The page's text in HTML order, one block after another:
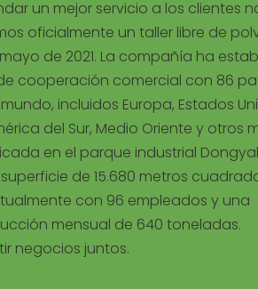
un mejor servicio a los clientes
oficialmente un taller libre de
de 2021. La compañía ha
cooperación comercial con 86
incluidos Europa, Estados
del Sur, Medio Oriente y otros
en el parque industrial
de 15.680 metros
con 96 empleados y una
mensual de 640 toneladas.
negocios juntos.